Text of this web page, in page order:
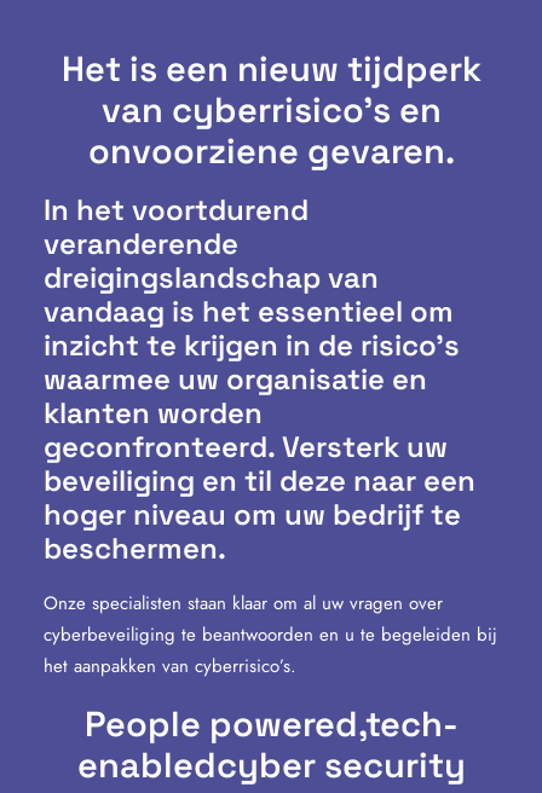
Het is een nieuw tijdperk
van cyberrisico's en
onvoorziene gevaren.
In het voortdurend
veranderende
dreigingslandschap van
vandaag is het essentieel om
inzicht te krijgen in de risico’s
waarmee uw organisatie en
klanten worden
geconfronteerd. Versterk uw
beveiliging en til deze naar een
hoger niveau om uw bedrijf te
beschermen.
Onze specialisten staan klaar om al uw vragen over
cyberbeveiliging te beantwoorden en u te begeleiden bij
het aanpakken van cyberrisico’s.
People powered,tech-
enabledcyber security